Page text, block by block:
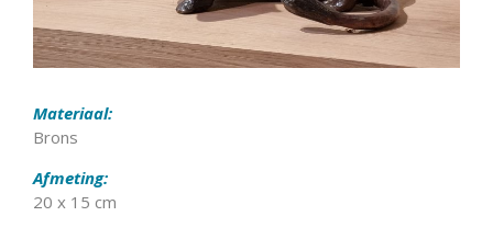
Materiaal:
Brons
Afmeting:
20 x 15 cm